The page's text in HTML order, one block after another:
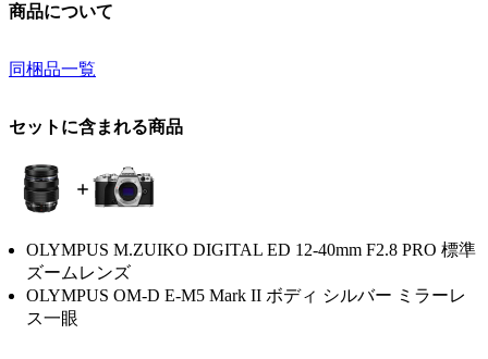
商品について
同梱品一覧
セットに含まれる商品
OLYMPUS M.ZUIKO DIGITAL ED 12-40mm F2.8 PRO 標準
ズームレンズ
OLYMPUS OM-D E-M5 Mark II ボディ シルバー ミラーレ
ス一眼